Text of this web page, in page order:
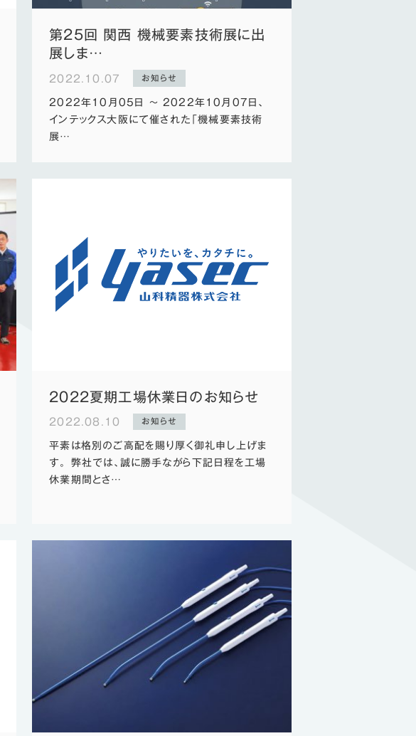
第25回 関西 機械要素技術展に出
展しま…
2022.10.07 お知らせ
2022年10月05日 ～ 2022年10月07日、
インテックス大阪にて催された「機械要素技術
展…
2022夏期工場休業日のお知らせ
2022.08.10 お知らせ
平素は格別のご高配を賜り厚く御礼申し上げま
す。 弊社では、誠に勝手ながら下記日程を工場
休業期間とさ…